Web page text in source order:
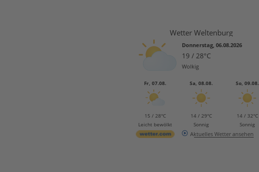
Wetter Weltenburg
Donnerstag, 06.08.2026
19 / 28°C
Wolkig
Fr, 07.08.
15 / 28°C
Leicht bewölkt
Sa, 08.08.
14 / 29°C
Sonnig
So, 09.08.
14 / 32°C
Sonnig
Aktuelles Wetter ansehen